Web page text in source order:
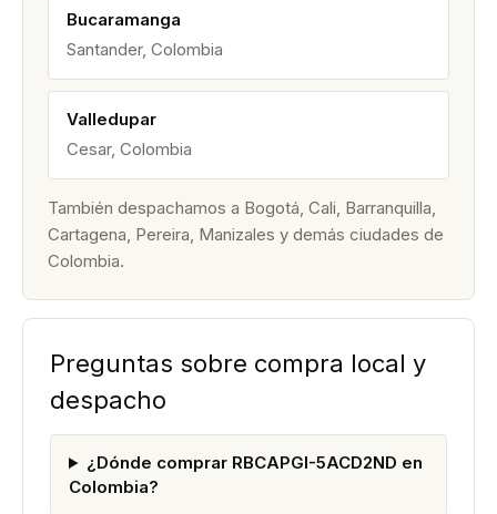
Bucaramanga
Santander, Colombia
Valledupar
Cesar, Colombia
También despachamos a Bogotá, Cali, Barranquilla,
Cartagena, Pereira, Manizales y demás ciudades de
Colombia.
Preguntas sobre compra local y
despacho
¿Dónde comprar RBCAPGI-5ACD2ND en
Colombia?